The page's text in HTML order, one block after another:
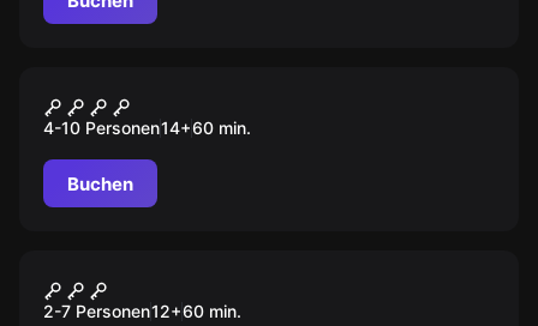
Gefängnis
4-10 Personen14+60 min.
Buchen
Mystery Room
2-7 Personen12+60 min.